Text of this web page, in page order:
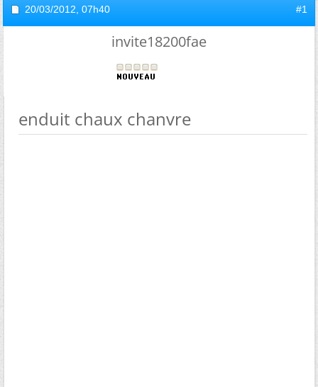
20/03/2012, 07h40 #1
invite18200fae
enduit chaux chanvre